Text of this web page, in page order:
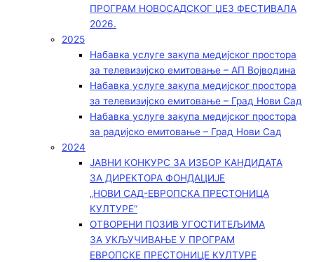
ПРОГРАМ НОВОСАДСКОГ ЏЕЗ ФЕСТИВАЛА
2026.
2025
Набавка услуге закупа медијског простора
за телевизијско емитовање – АП Војводинa
Набавка услуге закупа медијског простора
за телевизијско емитовање – Град Нови Сад
Набавка услуге закупа медијског простора
за радијско емитовање – Град Нови Сад
2024
ЈАВНИ КОНКУРС ЗА ИЗБОР КАНДИДАТА
ЗА ДИРЕКТОРА ФОНДАЦИЈЕ
„НОВИ САД-ЕВРОПСКА ПРЕСТОНИЦА
КУЛТУРЕ“
ОТВОРЕНИ ПОЗИВ УГОСТИТЕЉИМА
ЗА УКЉУЧИВАЊЕ У ПРОГРАМ
ЕВРОПСКЕ ПРЕСТОНИЦЕ КУЛТУРЕ